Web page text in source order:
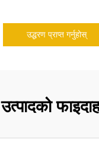
उद्धरण प्राप्त गर्नुहोस्
उत्पादको